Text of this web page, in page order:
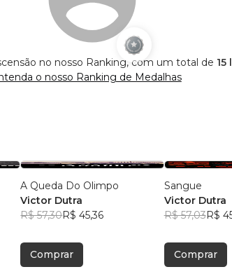
no nosso Ranking, com um total de 15
o nosso Ranking de Medalhas
A Queda Do Olimpo
Victor Dutra
R$ 57,30R$ 45,36
Comprar
Sangue
Victor Dutra
R$ 57,03R$
Comprar